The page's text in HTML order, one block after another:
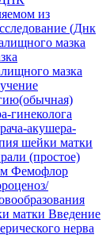
из
(Днк
мазка
мазка
гинеколога
акушера-
шейки матки
(простое)
Фемофлор
матки Введение
нерва